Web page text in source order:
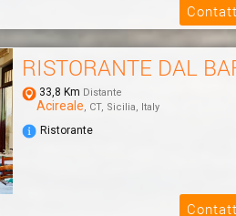
RISTORANTE DAL
33,8 Km Distante
Acireale, CT, Sicilia, Italy
Ristorante